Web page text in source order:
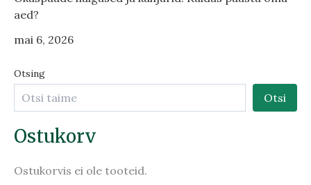
aed?
mai 6, 2026
Otsing
Otsi
Ostukorv
Ostukorvis ei ole tooteid.